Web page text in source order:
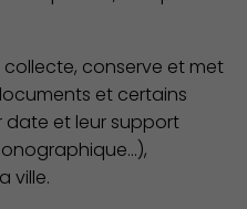
collecte, conserve et met
et certains
date et leur support
ville.